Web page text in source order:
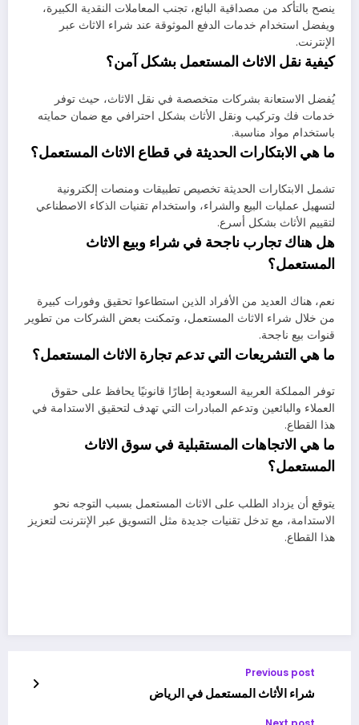
ينصح بالتأكد من مصداقية البائع، تجنب المعاملات النقدية الكبيرة،
ويفضل استخدام خدمات الدفع الموثوقة عند شراء الاثاث عبر
الإنترنت.
كيفية نقل الاثاث المستعمل بشكل آمن؟
يُفضل الاستعانة بشركات متخصصة في نقل الاثاث، حيث توفر
خدمات فك وتركيب ونقل الأثاث بشكل احترافي مع ضمان حمايته
باستخدام مواد مناسبة.
ما هي الابتكارات الحديثة في قطاع الاثاث المستعمل؟
تشمل الابتكارات الحديثة تخصيص تطبيقات ومنصات إلكترونية
لتسهيل عمليات البيع والشراء، واستخدام تقنيات الذكاء الاصطناعي
لتقييم الأثاث بشكل أسرع.
هل هناك تجارب ناجحة في شراء وبيع الاثاث
المستعمل؟
نعم، هناك العديد من الأفراد الذين استطاعوا تحقيق وفورات كبيرة
من خلال شراء الاثاث المستعمل، وتمكنت بعض الشركات من تطوير
قنوات بيع ناجحة.
ما هي التشريعات التي تدعم تجارة الاثاث المستعمل؟
توفر المملكة العربية السعودية إطارًا قانونيًا يحافظ على حقوق
العملاء والبائعين وتدعم المبادرات التي تهدف لتحقيق الاستدامة في
هذا القطاع.
ما هي الاتجاهات المستقبلية في سوق الاثاث
المستعمل؟
يتوقع أن يزداد الطلب على الاثاث المستعمل بسبب التوجه نحو
الاستدامة، مع تدخل تقنيات جديدة مثل التسويق عبر الإنترنت لتعزيز
هذا القطاع.
Previous post
شراء الأثاث المستعمل في الرياض